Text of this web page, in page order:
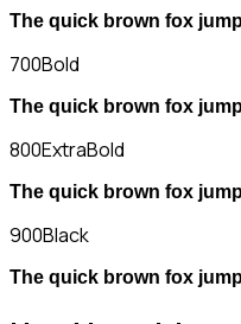
The quick brown fox
700Bold
The quick brown fox
800ExtraBold
The quick brown fox
900Black
The quick brown fox